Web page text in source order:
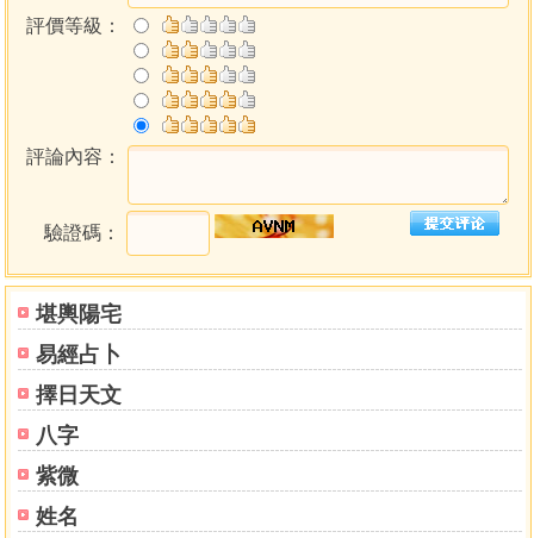
堪輿陽宅
易經占卜
擇日天文
八字
紫微
姓名
日干我之生存力
日干喜忌再論
生剋正理及反理
命局和歲運再論
我和非我
旺相休囚死
子平平衡原理
比肩、劫財和建祿、陽刃
根和虛浮
喜、忌、用神
貧富等級
日干之生存力
子平環境觀
貴賤之等級
干支分野
歲運之波動性
評價等級：
評論內容：
驗證碼：